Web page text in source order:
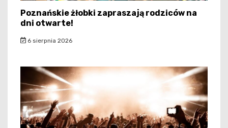
Poznańskie żłobki zapraszają rodziców na
dni otwarte!
6 sierpnia 2026